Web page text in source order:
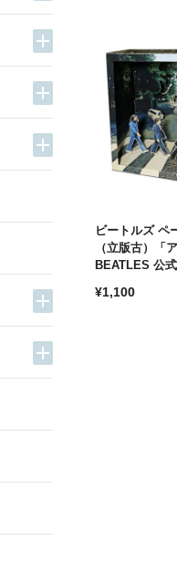
ビートルズ ペ
（立版古）「
BEATLES 公
通
¥1,100